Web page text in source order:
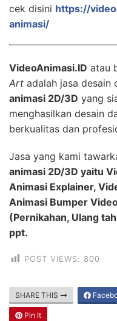
cek disini https://
animasi/
VideoAnimasi.ID atau
Art adalah jasa desain
animasi 2D/3D yang
menghasilkan desain
berkualitas dan
Jasa yang kami
animasi 2D/3D yaitu
Animasi Explainer,
Animasi Bumper
(Pernikahan, Ulang
ppt.
POST VIEWS: 800
SHARE THIS
Pin It